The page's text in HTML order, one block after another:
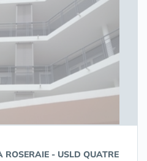
ROSERAIE - USLD QUATRE